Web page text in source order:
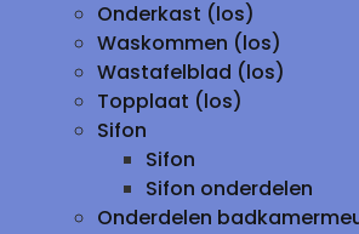
Onderkast (los)
Waskommen (los)
Wastafelblad (los)
Topplaat (los)
Sifon
Sifon
Sifon onderdelen
Onderdelen